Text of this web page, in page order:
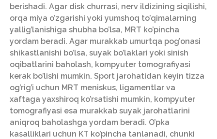
berishadi. Agar disk churrasi, nerv ildizining siqilishi,
orqa miya o’zgarishi yoki yumshoq to’qimalarning
yallig’lanishiga shubha bo’lsa, MRT ko’pincha
yordam beradi. Agar murakkab umurtqa pog’onasi
shikastlanishi bo’lsa, suyak bo’laklari yoki sinish
oqibatlarini baholash, kompyuter tomografiyasi
kerak bo’lishi mumkin. Sport jarohatidan keyin tizza
og’rig’i uchun MRT meniskus, ligamentlar va
xaftaga yaxshiroq ko’rsatishi mumkin, kompyuter
tomografiyasi esa murakkab suyak jarohatlarini
aniqroq baholashga yordam beradi. O’pka
kasalliklari uchun KT ko’pincha tanlanadi, chunki